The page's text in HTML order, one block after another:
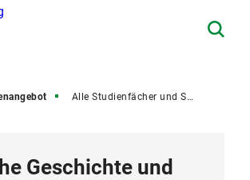
Alle Studienfächer und Studiengänge
Geschichte und